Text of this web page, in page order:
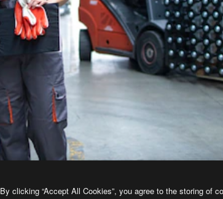
By clicking “Accept All Cookies”, you agree to the storing of